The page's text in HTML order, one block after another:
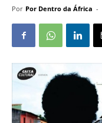
Por Por Dentro da África -